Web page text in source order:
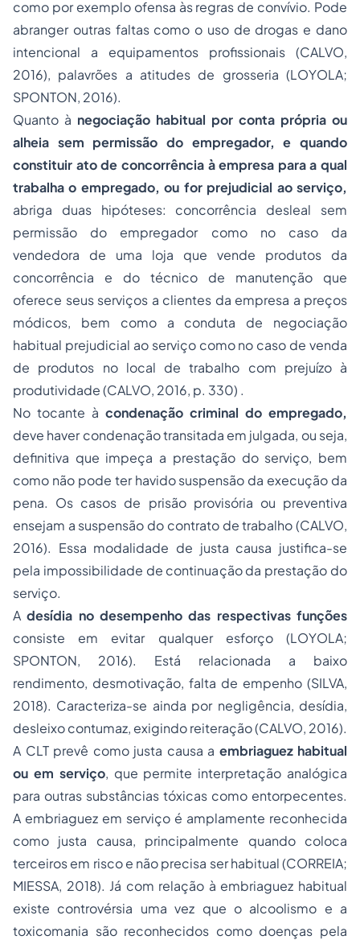
como por exemplo ofensa às regras de convívio. Pode
abranger outras faltas como o uso de drogas e dano
intencional a equipamentos profissionais (CALVO,
2016), palavrões a atitudes de grosseria (LOYOLA;
SPONTON, 2016).
Quanto à negociação habitual por conta própria ou
alheia sem permissão do empregador, e quando
constituir ato de concorrência à empresa para a qual
trabalha o empregado, ou for prejudicial ao serviço,
abriga duas hipóteses: concorrência desleal sem
permissão do empregador como no caso da
vendedora de uma loja que vende produtos da
concorrência e do técnico de manutenção que
oferece seus serviços a clientes da empresa a preços
módicos, bem como a conduta de negociação
habitual prejudicial ao serviço como no caso de venda
de produtos no local de trabalho com prejuízo à
produtividade (CALVO, 2016, p. 330) .
No tocante à condenação criminal do empregado,
deve haver condenação transitada em julgada, ou seja,
definitiva que impeça a prestação do serviço, bem
como não pode ter havido suspensão da execução da
pena. Os casos de prisão provisória ou preventiva
ensejam a suspensão do contrato de trabalho (CALVO,
2016). Essa modalidade de justa causa justifica-se
pela impossibilidade de continuação da prestação do
serviço.
A desídia no desempenho das respectivas funções
consiste em evitar qualquer esforço (LOYOLA;
SPONTON, 2016). Está relacionada a baixo
rendimento, desmotivação, falta de empenho (SILVA,
2018). Caracteriza-se ainda por negligência, desídia,
desleixo contumaz, exigindo reiteração (CALVO, 2016).
A CLT prevê como justa causa a embriaguez habitual
ou em serviço, que permite interpretação analógica
para outras substâncias tóxicas como entorpecentes.
A embriaguez em serviço é amplamente reconhecida
como justa causa, principalmente quando coloca
terceiros em risco e não precisa ser habitual (CORREIA;
MIESSA, 2018). Já com relação à embriaguez habitual
existe controvérsia uma vez que o alcoolismo e a
toxicomania são reconhecidos como doenças pela